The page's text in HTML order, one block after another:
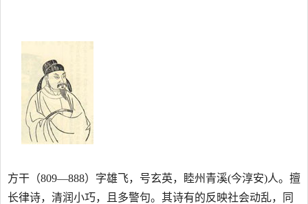
方干（809—888）字雄飞，号玄英，睦州青溪(今淳安)人。擅
长律诗，清润小巧，且多警句。其诗有的反映社会动乱，同